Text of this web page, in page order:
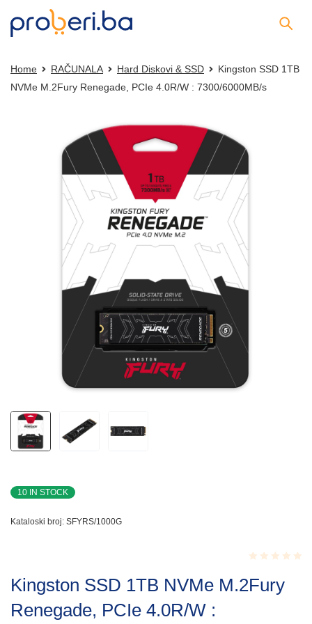
Home RAČUNALA Hard Diskovi & SSD
Kingston SSD 1TB
NVMe M.2Fury Renegade, PCIe 4.0R/W : 7300/6000MB/s
10 IN STOCK
Kataloski broj: SFYRS/1000G
0.001
Kingston SSD 1TB NVMe M.2Fury
Renegade, PCIe 4.0R/W :